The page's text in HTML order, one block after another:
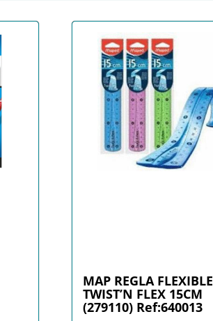
MAP REGLA FLEXIBLE
TWIST’N FLEX 15CM
(279110) Ref:640013